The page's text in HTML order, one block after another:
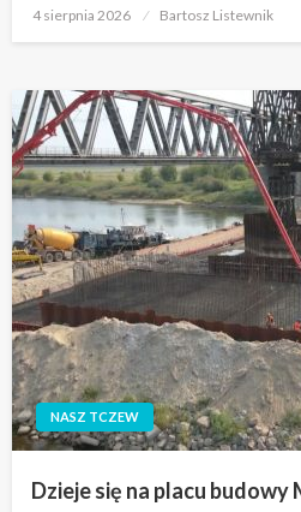
Opublikowane
4 sierpnia 2026 Bartosz Listewnik
NASZ TCZEW
Dzieje się na placu